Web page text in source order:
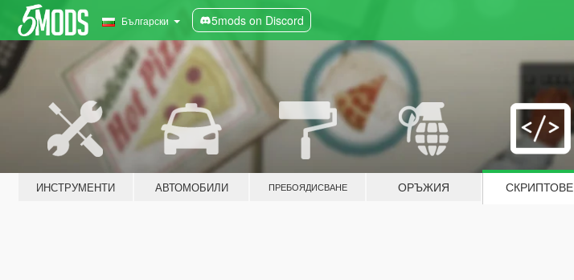
Български 5mods on Discord
ИНСТРУМЕНТИ АВТОМОБИЛИ ПРЕБОЯДИСВАНЕ ОРЪЖИЯ СКРИПТОВЕ